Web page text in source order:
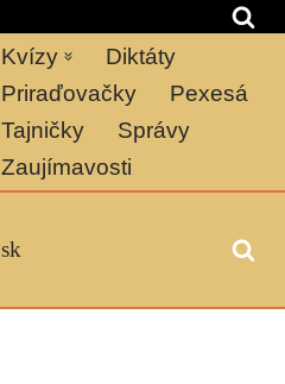
Kvízy
Diktáty
Priraďovačky
Pexesá
Tajničky
Správy
Zaujímavosti